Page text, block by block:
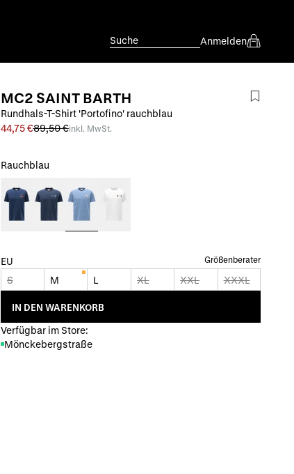
Suche Anmelden
MC2 SAINT BARTH
Rundhals-T-Shirt 'Portofino' rauchblau
44,75 €89,50 €inkl. MwSt.
Rauchblau
EU Größenberater
S M L XL XXL XXXL
IN DEN WARENKORB
Verfügbar im Store:
Mönckebergstraße